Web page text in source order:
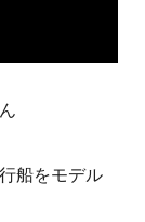
船をモデル